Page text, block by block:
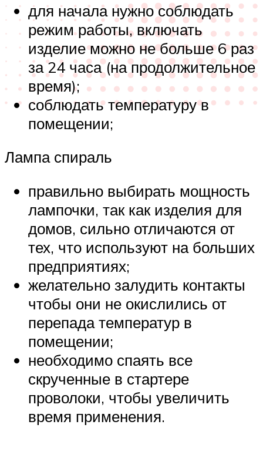
для начала нужно соблюдать
режим работы, включать
изделие можно не больше 6 раз
за 24 часа (на продолжительное
время);
соблюдать температуру в
помещении;
Лампа спираль
правильно выбирать мощность
лампочки, так как изделия для
домов, сильно отличаются от
тех, что используют на больших
предприятиях;
желательно залудить контакты
чтобы они не окислились от
перепада температур в
помещении;
необходимо спаять все
скрученные в стартере
проволоки, чтобы увеличить
время применения.